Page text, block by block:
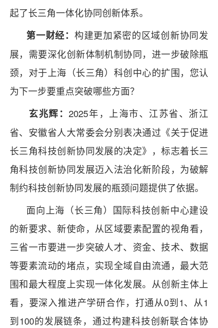
起了长三角一体化协同创新体系。
第一财经： 构建更加紧密的区域创新协同发
展，需要深化创新体制机制协同，进一步破除瓶
颈，对于上海（长三角）科创中心的扩围，您认
为下一步要重点突破哪些方面？
玄兆辉：2025年，上海市、江苏省、浙江
省、安徽省人大常委会分别表决通过《关于促进
长三角科技创新协同发展的决定》，标志着长三
角科技创新协同发展迈入法治化新阶段，为破解
制约科技创新协同发展的瓶颈问题提供了依据。
面向上海（长三角）国际科技创新中心建设
的新要求、新使命，从区域要素配置的视角看，
三省一市要进一步突破人才、资金、技术、数据
等要素流动的堵点，实现全域自由流通，最大范
围和最大程度上实现一体化发展。从创新主体上
看，要深入推进产学研合作，打通从0到1、从1
到100的发展链条，通过构建科技创新联合体协